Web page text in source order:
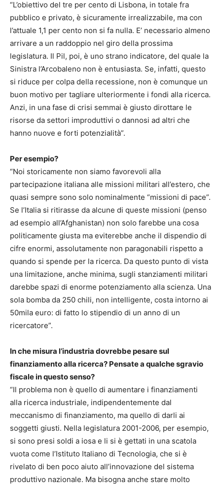
“L’obiettivo del tre per cento di Lisbona, in totale fra
pubblico e privato, è sicuramente irrealizzabile, ma con
l’attuale 1,1 per cento non si fa nulla. E’ necessario almeno
arrivare a un raddoppio nel giro della prossima
legislatura. Il Pil, poi, è uno strano indicatore, del quale la
Sinistra l’Arcobaleno non è entusiasta. Se, infatti, questo
si riduce per colpa della recessione, non è comunque un
buon motivo per tagliare ulteriormente i fondi alla ricerca.
Anzi, in una fase di crisi semmai è giusto dirottare le
risorse da settori improduttivi o dannosi ad altri che
hanno nuove e forti potenzialità”.
Per esempio?
“Noi storicamente non siamo favorevoli alla
partecipazione italiana alle missioni militari all’estero, che
quasi sempre sono solo nominalmente “missioni di pace”.
Se l’Italia si ritirasse da alcune di queste missioni (penso
ad esempio all’Afghanistan) non solo farebbe una cosa
politicamente giusta ma eviterebbe anche il dispendio di
cifre enormi, assolutamente non paragonabili rispetto a
quando si spende per la ricerca. Da questo punto di vista
una limitazione, anche minima, sugli stanziamenti militari
darebbe spazi di enorme potenziamento alla scienza. Una
sola bomba da 250 chili, non intelligente, costa intorno ai
50mila euro: di fatto lo stipendio di un anno di un
ricercatore”.
In che misura l’industria dovrebbe pesare sul
finanziamento alla ricerca? Pensate a qualche sgravio
fiscale in questo senso?
“Il problema non è quello di aumentare i finanziamenti
alla ricerca industriale, indipendentemente dal
meccanismo di finanziamento, ma quello di darli ai
soggetti giusti. Nella legislatura 2001-2006, per esempio,
si sono presi soldi a iosa e li si è gettati in una scatola
vuota come l’Istituto Italiano di Tecnologia, che si è
rivelato di ben poco aiuto all’innovazione del sistema
produttivo nazionale. Ma bisogna anche stare molto